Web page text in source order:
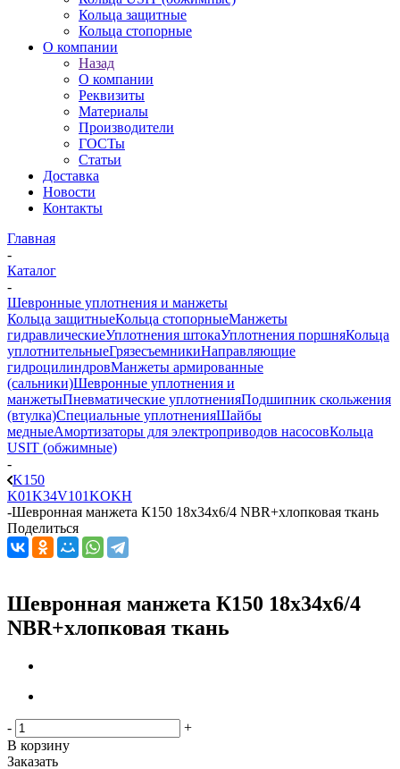
Кольца защитные
Кольца стопорные
О компании
Назад
О компании
Реквизиты
Материалы
Производители
ГОСТы
Статьи
Доставка
Новости
Контакты
Главная
-
Каталог
-
Шевронные уплотнения и манжеты
Кольца защитныеКольца стопорныеМанжеты
гидравлическиеУплотнения штокаУплотнения поршняКольца
уплотнительныеГрязесъемникиНаправляющие
гидроцилиндровМанжеты армированные
(сальники)Шевронные уплотнения и
манжетыПневматические уплотненияПодшипник скольжения
(втулка)Специальные уплотненияШайбы
медныеАмортизаторы для электроприводов насосовКольца
USIT (обжимные)
-
K150
K01K34V101KOKH
-Шевронная манжета К150 18x34x6/4 NBR+хлопковая ткань
Поделиться
Шевронная манжета К150 18x34x6/4
NBR+хлопковая ткань
-
+
В корзину
Заказать